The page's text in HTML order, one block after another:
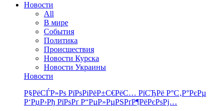
Новости
All
В мире
События
Политика
Происшествия
Новости Курска
Новости Украины
Новости
Р§РёСЃР»Рѕ РїРѕРіРёР±С€РёС… РїСЂРё Р°С‚Р°РєРµ
Р‘РџР›Рђ РїРѕРґ Р“РµР»РµРЅРґР¶РёРєРѕРј…